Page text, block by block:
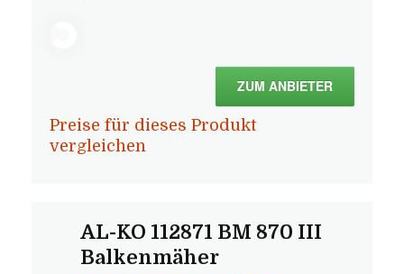
ZUM ANBIETER
Preise für dieses Produkt
vergleichen
AL-KO 112871 BM 870 III
Balkenmäher